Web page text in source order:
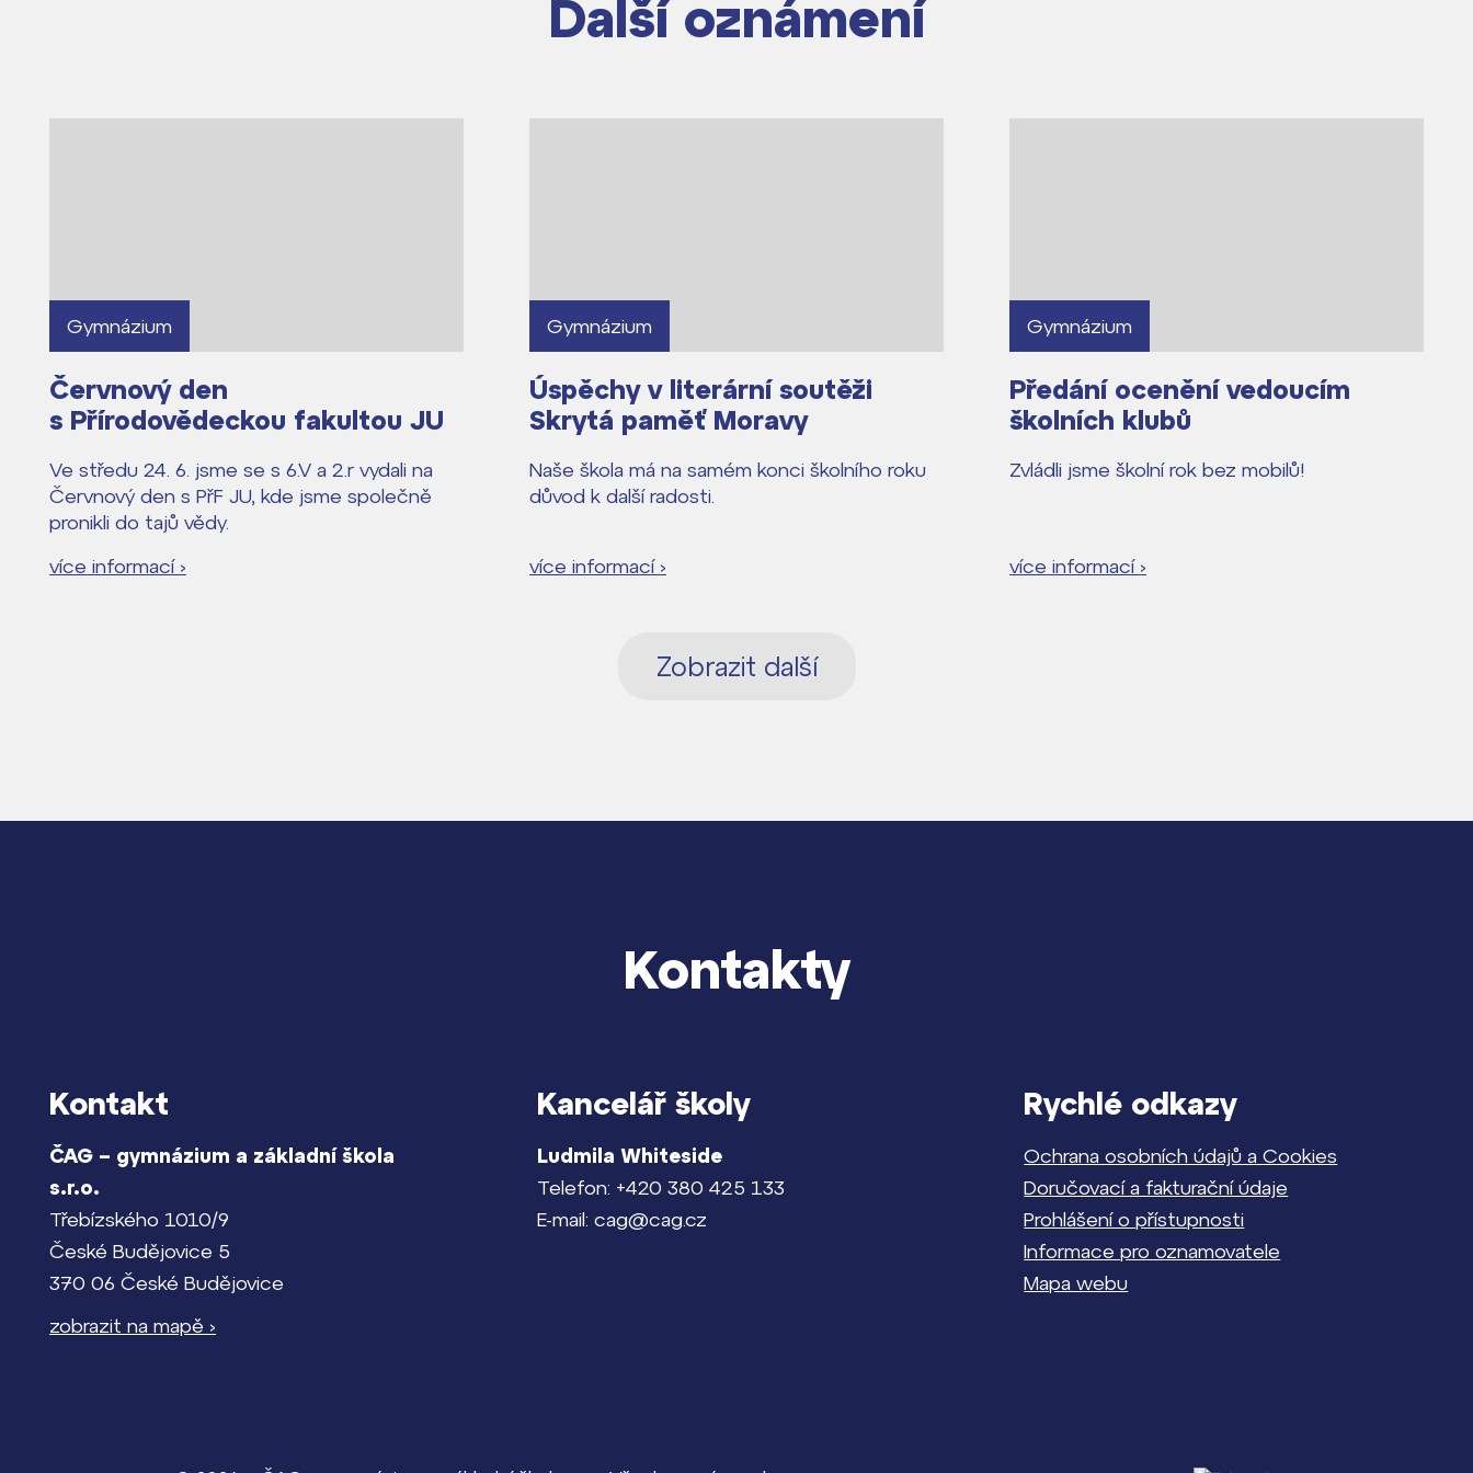
Další oznámení
Gymnázium
Červnový den
s Přírodovědeckou fakultou JU
Ve středu 24. 6. jsme se s 6.V a 2.r vydali na
Červnový den s PřF JU, kde jsme společně
pronikli do tajů vědy.
více informací ›
Gymnázium
Úspěchy v literární soutěži
Skrytá paměť Moravy
Naše škola má na samém konci školního roku
důvod k další radosti.
více informací ›
Gymnázium
Předání ocenění vedoucím
školních klubů
Zvládli jsme školní rok bez mobilů!
více informací ›
Zobrazit další
Kontakty
Kontakt
ČAG – gymnázium a základní škola
s.r.o.
Třebízského 1010/9
České Budějovice 5
370 06 České Budějovice
zobrazit na mapě ›
Kancelář školy
Ludmila Whiteside
Telefon: +420 380 425 133
E-mail: cag@cag.cz
Rychlé odkazy
Ochrana osobních údajů a Cookies
Doručovací a fakturační údaje
Prohlášení o přístupnosti
Informace pro oznamovatele
Mapa webu